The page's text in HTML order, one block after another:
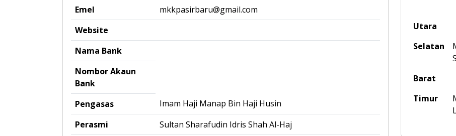
Emel
mkkpasirbaru@gmail.com
Website
Nama Bank
Nombor Akaun
Bank
Pengasas
Imam Haji Manap Bin Haji Husin
Perasmi
Sultan Sharafudin Idris Shah Al-Haj
Utara
Selatan
Barat
Timur